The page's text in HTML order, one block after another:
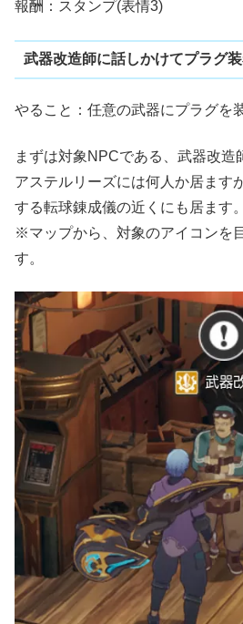
報酬：スタンプ(表情3)
武器改造師に話しかけてプラグ
やること：任意の武器にプラグを
まずは対象NPCである、武器改造
アステルリーズには何人か居ます
する転球錬成儀の近くにも居ます。
※マップから、対象のアイコンを
す。